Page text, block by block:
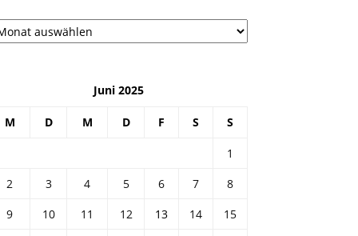
Juni 2025
M D M D F S S
1
2
3 4 5 6 7
8
9
10 11 12 13 14
15